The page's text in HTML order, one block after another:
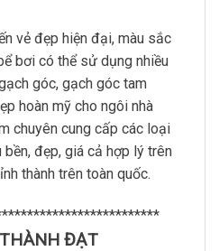
vẻ đẹp hiện đại, màu sắc
bơi có thể sử dụng nhiều
góc, gạch góc tam
hoàn mỹ cho ngôi nhà
chuyên cung cấp các loại
đẹp, giá cả hợp lý trên
thành trên toàn quốc.
ĐẠT